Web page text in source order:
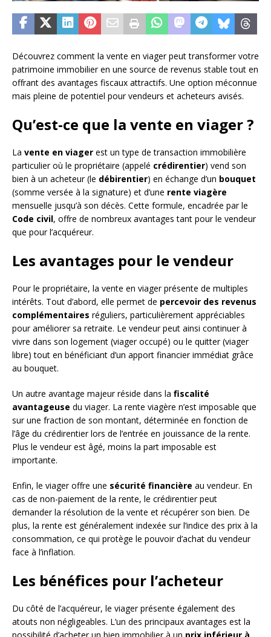
Découvrez comment la vente en viager peut transformer votre
patrimoine immobilier en une source de revenus stable tout en
offrant des avantages fiscaux attractifs. Une option méconnue
mais pleine de potentiel pour vendeurs et acheteurs avisés.
Qu’est-ce que la vente en viager ?
La vente en viager est un type de transaction immobilière
particulier où le propriétaire (appelé crédirentier) vend son
bien à un acheteur (le débirentier) en échange d’un bouquet
(somme versée à la signature) et d’une rente viagère
mensuelle jusqu’à son décès. Cette formule, encadrée par le
Code civil, offre de nombreux avantages tant pour le vendeur
que pour l’acquéreur.
Les avantages pour le vendeur
Pour le propriétaire, la vente en viager présente de multiples
intérêts. Tout d’abord, elle permet de percevoir des revenus
complémentaires réguliers, particulièrement appréciables
pour améliorer sa retraite. Le vendeur peut ainsi continuer à
vivre dans son logement (viager occupé) ou le quitter (viager
libre) tout en bénéficiant d’un apport financier immédiat grâce
au bouquet.
Un autre avantage majeur réside dans la fiscalité
avantageuse du viager. La rente viagère n’est imposable que
sur une fraction de son montant, déterminée en fonction de
l’âge du crédirentier lors de l’entrée en jouissance de la rente.
Plus le vendeur est âgé, moins la part imposable est
importante.
Enfin, le viager offre une sécurité financière au vendeur. En
cas de non-paiement de la rente, le crédirentier peut
demander la résolution de la vente et récupérer son bien. De
plus, la rente est généralement indexée sur l’indice des prix à la
consommation, ce qui protège le pouvoir d’achat du vendeur
face à l’inflation.
Les bénéfices pour l’acheteur
Du côté de l’acquéreur, le viager présente également des
atouts non négligeables. L’un des principaux avantages est la